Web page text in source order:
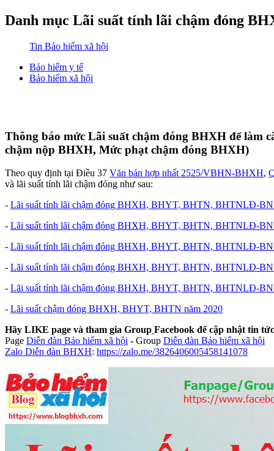
Danh mục Lãi suất tính lãi chậm đóng
Tin Bảo hiểm xã hội
Bảo hiểm y tế
Bảo hiểm xã hội
Thông báo mức Lãi suất chậm đóng BHXH để
chậm nộp BHXH, Mức phạt chậm đóng BHXH)
Theo quy định tại Điều 37 Văn bản hợp nhất 2525/VBHN-BHXH,
và lãi suất tính lãi chậm đóng như sau:
- Lãi suất tính lãi chậm đóng BHXH, BHYT, BHTN, BHTNLĐ-
- Lãi suất tính lãi chậm đóng BHXH, BHYT, BHTN, BHTNLĐ-
- Lãi suất tính lãi chậm đóng BHXH, BHYT, BHTN, BHTNLĐ-
- Lãi suất tính lãi chậm đóng BHXH, BHYT, BHTN, BHTNLĐ-
- Lãi suất tính lãi chậm đóng BHXH, BHYT, BHTN, BHTNLĐ-
- Lãi suất chậm đóng BHXH, BHYT, BHTN năm 2020
Hãy LIKE page và tham gia Group Facebook để cập nhật tin
Page Diễn đàn Bảo hiểm xã hội - Group Diễn đàn Bảo hiểm xã hội
Zalo Diễn đàn BHXH: https://zalo.me/3826406005458141078